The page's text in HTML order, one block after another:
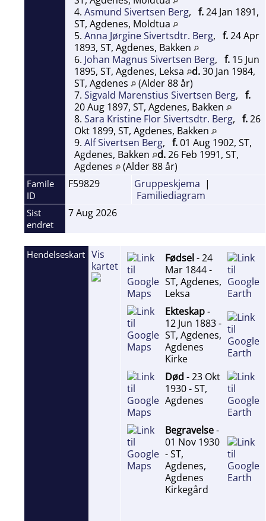
4. Asmund Sivertsen Berg, f.24 Jan 1891,
ST, Agdenes, Moldtua
5. Anna Jørgine Sivertsdtr. Berg, f.24 Apr
1893, ST, Agdenes, Bakken
6. Johan Magnus Sivertsen Berg, f. 15 Jun
1895, ST, Agdenes, Leksa
d.30 Jan 1984,
ST, Agdenes
(Alder 88 år)
7. Sigvald Marenstius Sivertsen Berg, f.
20 Aug 1897, ST, Agdenes, Bakken
8. Sara Kristine Flor Sivertsdtr. Berg, f.26
Okt 1899, ST, Agdenes, Bakken
9. Alf Sivertsen Berg, f.01 Aug 1902, ST,
Agdenes, Bakken
d.26 Feb 1991, ST,
Agdenes
(Alder 88 år)
Famile
ID
F59829 Gruppeskjema |
Familiediagram
Sist
endret
7 Aug 2026
Hendelseskart Vis
kartet
Fødsel- 24
Mar 1844 -
ST, Agdenes,
Leksa
Ekteskap-
12 Jun 1883 -
ST, Agdenes,
Agdenes
Kirke
Død - 23 Okt
1930 - ST,
Agdenes
Begravelse-
01 Nov 1930
- ST,
Agdenes,
Agdenes
Kirkegård